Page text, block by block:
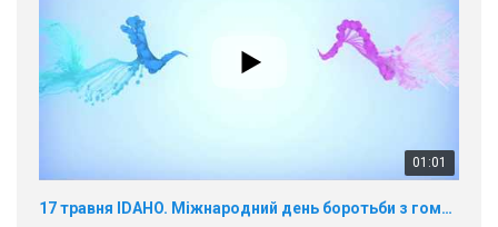
01:01
17 травня IDAHO. Міжнародний день боротьби з гомофобією трансфобією і біфобія.